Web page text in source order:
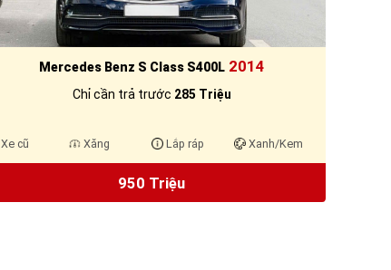
Mercedes Benz S Class S400L2014
Chỉ cần trả trước 285 Triệu
Xe cũ Xăng Lắp ráp Xanh/Kem
950 Triệu